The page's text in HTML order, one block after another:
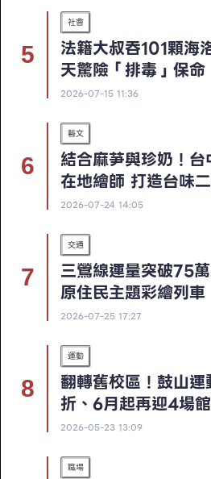
社會
法籍大叔吞101顆海
天驚險「排毒」保命
2026-07-15 11:36
藝文
結合麻芛與珍奶！
在地繪師 打造台味
2026-07-24 14:05
交通
三鶯線運量突破75
原住民主題彩繪列車
2026-07-25 17:27
運動
翻轉舊校區！鼓山
折、6月起再迎4場館
2026-05-23 13:09
職場